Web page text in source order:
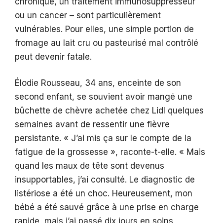
ou un cancer – sont particulièrement
vulnérables. Pour elles, une simple portion de
fromage au lait cru ou pasteurisé mal contrôlé
peut devenir fatale.
Élodie Rousseau, 34 ans, enceinte de son
second enfant, se souvient avoir mangé une
bûchette de chèvre achetée chez Lidl quelques
semaines avant de ressentir une fièvre
persistante. « J’ai mis ça sur le compte de la
fatigue de la grossesse », raconte-t-elle. « Mais
quand les maux de tête sont devenus
insupportables, j’ai consulté. Le diagnostic de
listériose a été un choc. Heureusement, mon
bébé a été sauvé grâce à une prise en charge